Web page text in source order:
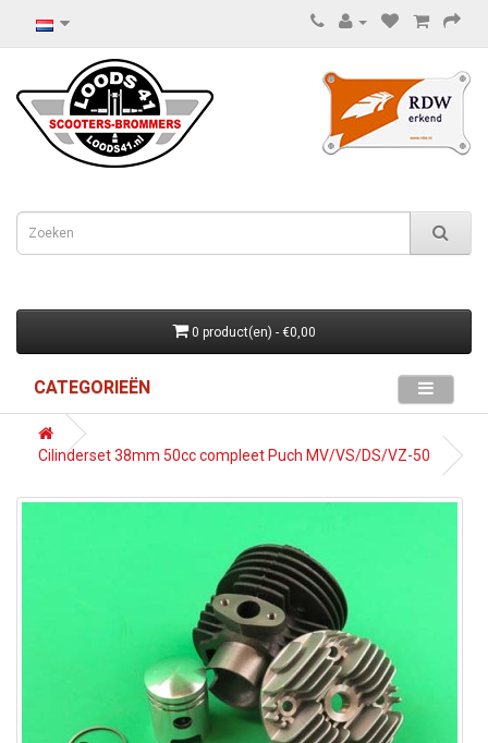
0 product(en) - €0,00
CATEGORIEËN
Cilinderset 38mm 50cc compleet Puch MV/VS/DS/VZ-50